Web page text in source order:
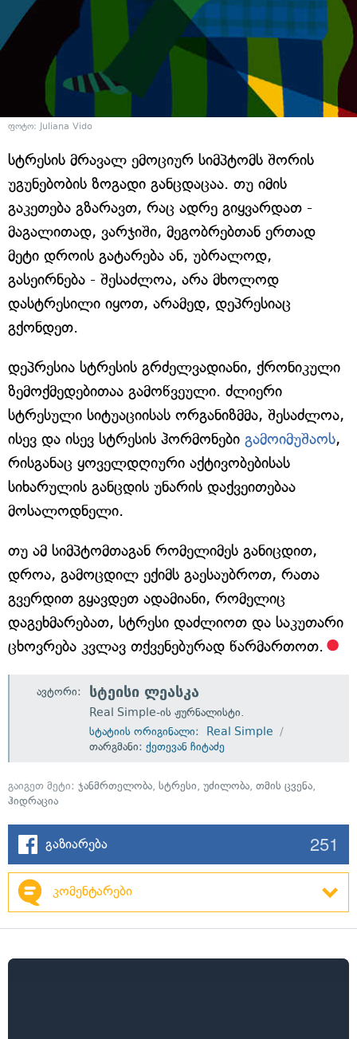
ფოტო: Juliana Vido
სტრესის მრავალ ემოციურ სიმპტომს შორის
უგუნებობის ზოგადი განცდაცაა. თუ იმის
გაკეთება გზარავთ, რაც ადრე გიყვარდათ -
მაგალითად, ვარჯიში, მეგობრებთან ერთად
მეტი დროის გატარება ან, უბრალოდ,
გასეირნება - შესაძლოა, არა მხოლოდ
დასტრესილი იყოთ, არამედ, დეპრესიაც
გქონდეთ.
დეპრესია სტრესის გრძელვადიანი, ქრონიკული
ზემოქმედებითაა გამოწვეული. ძლიერი
სტრესული სიტუაციისას ორგანიზმმა, შესაძლოა,
ისევ და ისევ სტრესის ჰორმონები გამოიმუშაოს,
რისგანაც ყოველდღიური აქტივობებისას
სიხარულის განცდის უნარის დაქვეითებაა
მოსალოდნელი.
თუ ამ სიმპტომთაგან რომელიმეს განიცდით,
დროა, გამოცდილ ექიმს გაესაუბროთ, რათა
გვერდით გყავდეთ ადამიანი, რომელიც
დაგეხმარებათ, სტრესი დაძლიოთ და საკუთარი
ცხოვრება კვლავ თქვენებურად წარმართოთ.
ავტორი: სტეისი ლეასკა
Real Simple-ის ჟურნალისტი.
სტატიის ორიგინალი: Real Simple
თარგმანი: ქეთევან ჩიტაძე
გაიგეთ მეტი: ჯანმრთელობა, სტრესი, უძილობა, თმის ცვენა,
ჰიდრაცია
გაზიარება 251
კომენტარები